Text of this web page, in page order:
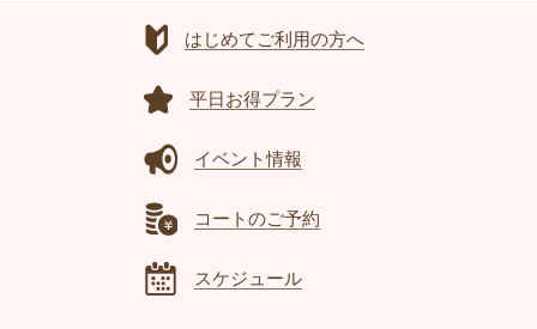
はじめてご利用の方へ
平日お得プラン
イベント情報
コートのご予約
スケジュール